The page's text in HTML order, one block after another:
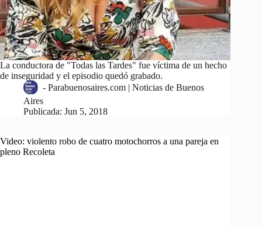
La conductora de "Todas las Tardes" fue víctima de un hecho
de inseguridad y el episodio quedó grabado.
- Parabuenosaires.com | Noticias de Buenos
Aires
Publicada: Jun 5, 2018
Video: violento robo de cuatro motochorros a una pareja en
pleno Recoleta